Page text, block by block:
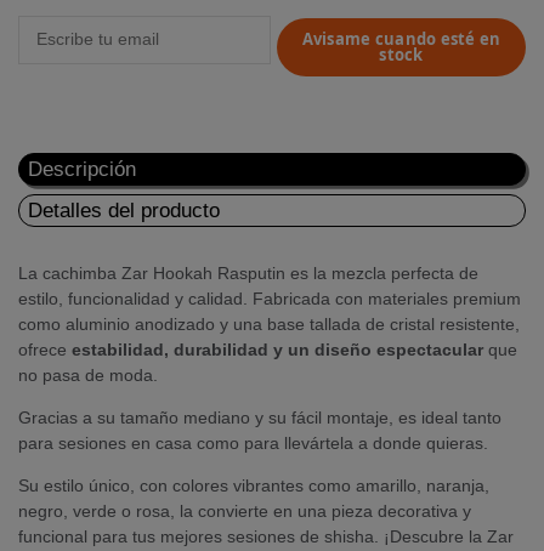
Avisame cuando esté en
stock
Descripción
Detalles del producto
La cachimba Zar Hookah Rasputin es la mezcla perfecta de
estilo, funcionalidad y calidad. Fabricada con materiales premium
como aluminio anodizado y una base tallada de cristal resistente,
ofrece estabilidad, durabilidad y un diseño espectacular que
no pasa de moda.
Gracias a su tamaño mediano y su fácil montaje, es ideal tanto
para sesiones en casa como para llevártela a donde quieras.
Su estilo único, con colores vibrantes como amarillo, naranja,
negro, verde o rosa, la convierte en una pieza decorativa y
funcional para tus mejores sesiones de shisha. ¡Descubre la Zar